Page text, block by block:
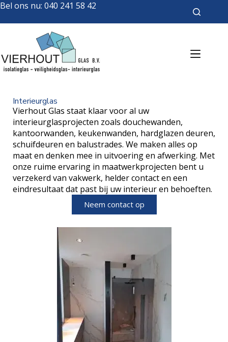
Bel ons nu: 040 241 58 42
Interieurglas
Vierhout Glas staat klaar voor al uw
interieurglasprojecten zoals douchewanden,
kantoorwanden, keukenwanden, hardglazen deuren,
schuifdeuren en balustrades. We maken alles op
maat en denken mee in uitvoering en afwerking. Met
onze ruime ervaring in maatwerkprojecten bent u
verzekerd van vakwerk, helder contact en een
eindresultaat dat past bij uw interieur en behoeften.
Neem contact op